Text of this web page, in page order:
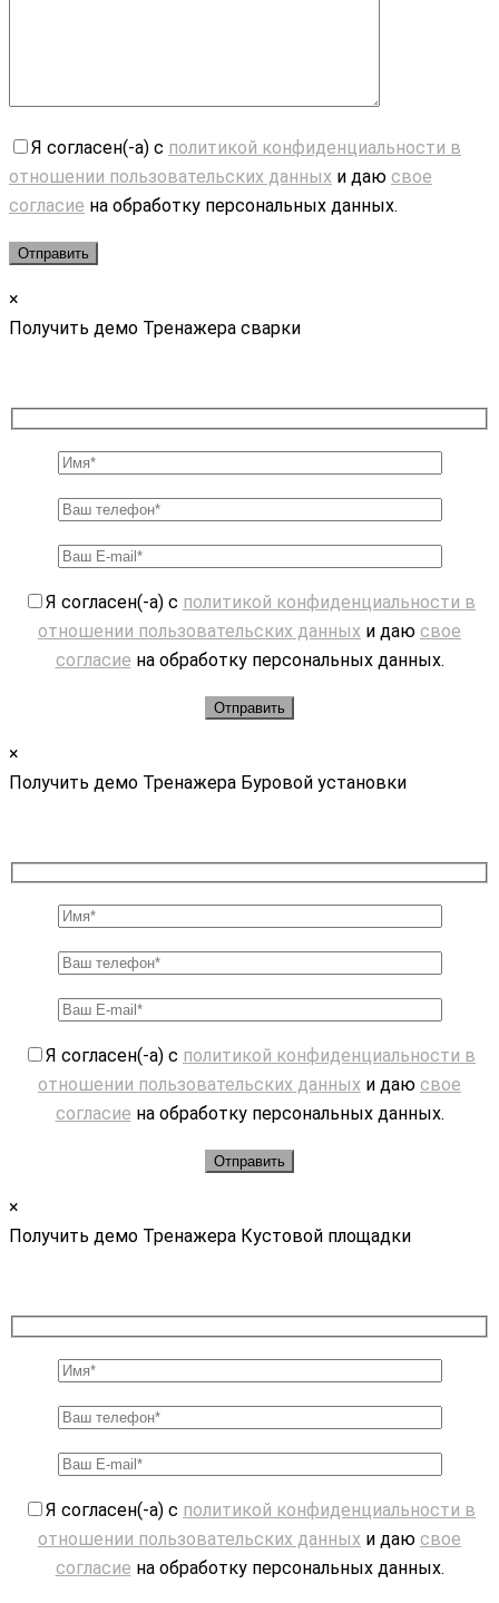
Я согласен(-а) с политикой конфиденциальности в
отношении пользовательских данных и даю свое
согласие на обработку персональных данных.
×
Получить демо Тренажера сварки
Я согласен(-а) с политикой конфиденциальности в
отношении пользовательских данных и даю свое
согласие на обработку персональных данных.
×
Получить демо Тренажера Буровой установки
Я согласен(-а) с политикой конфиденциальности в
отношении пользовательских данных и даю свое
согласие на обработку персональных данных.
×
Получить демо Тренажера Кустовой площадки
Я согласен(-а) с политикой конфиденциальности в
отношении пользовательских данных и даю свое
согласие на обработку персональных данных.